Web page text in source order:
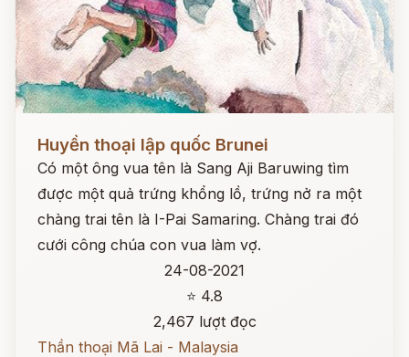
Đọc ngay
Huyền thoại lập quốc Brunei
Có một ông vua tên là Sang Aji Baruwing tìm
được một quả trứng khổng lồ, trứng nở ra một
chàng trai tên là I-Pai Samaring. Chàng trai đó
cưới công chúa con vua làm vợ.
24-08-2021
⭐ 4.8
2,467 lượt đọc
Thần thoại Mã Lai - Malaysia